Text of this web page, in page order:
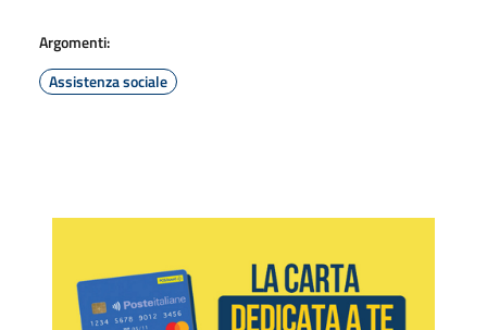
Argomenti:
Assistenza sociale